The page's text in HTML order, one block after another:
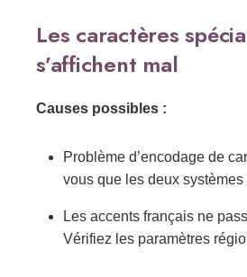
Les caractères
s’affichent mal
Causes possibles :
Problème d’encodage de
vous que les deux
Les accents français ne
Vérifiez les paramètres